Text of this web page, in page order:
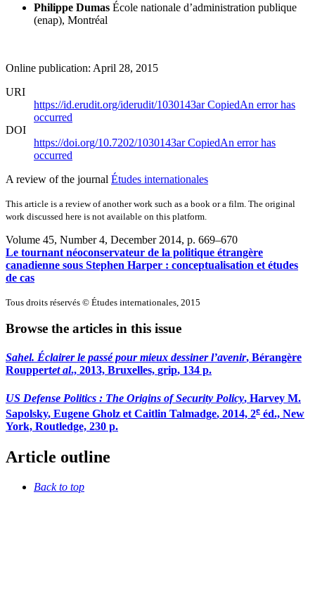
Philippe Dumas École nationale d’administration publique
(enap), Montréal
Online publication: April 28, 2015
URI
https://id.erudit.org/iderudit/1030143arCopiedAn error has
occurred
DOI
https://doi.org/10.7202/1030143arCopiedAn error has
occurred
A review of the journal Études internationales
This article is a review of another work such as a book or a film. The original
work discussed here is not available on this platform.
Volume 45, Number 4, December 2014, p. 669–670
Le tournant néoconservateur de la politique étrangère
canadienne sous Stephen Harper : conceptualisation et études
de cas
Tous droits réservés © Études internationales, 2015
Browse the articles in this issue
Sahel. Éclairer le passé pour mieux dessiner l’avenir, Bérangère
Rouppertet al., 2013, Bruxelles, grip, 134 p.
US Defense Politics : The Origins of Security Policy, Harvey M.
Sapolsky, Eugene Gholz et Caitlin Talmadge, 2014, 2e éd., New
York, Routledge, 230 p.
Article outline
Back to top